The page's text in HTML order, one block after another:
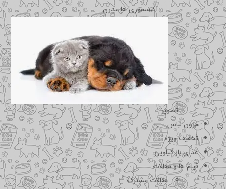
اکسسوری ها مدرن
تصویر
مزون لباس
تخفیف ویژه
غذای باز کیلویی
فیلم ها و مقالات
مقالات مشترک